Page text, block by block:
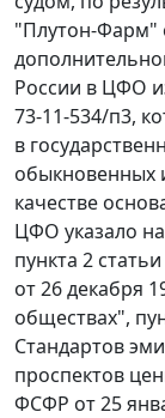
"Плутон-Фарм"
России в ЦФО
73-11-534/п3,
в
обыкновенных
качестве
ЦФО указало
пункта 2
от 26 декабря
обществах",
Стандартов
проспектов
ФСФР от 25